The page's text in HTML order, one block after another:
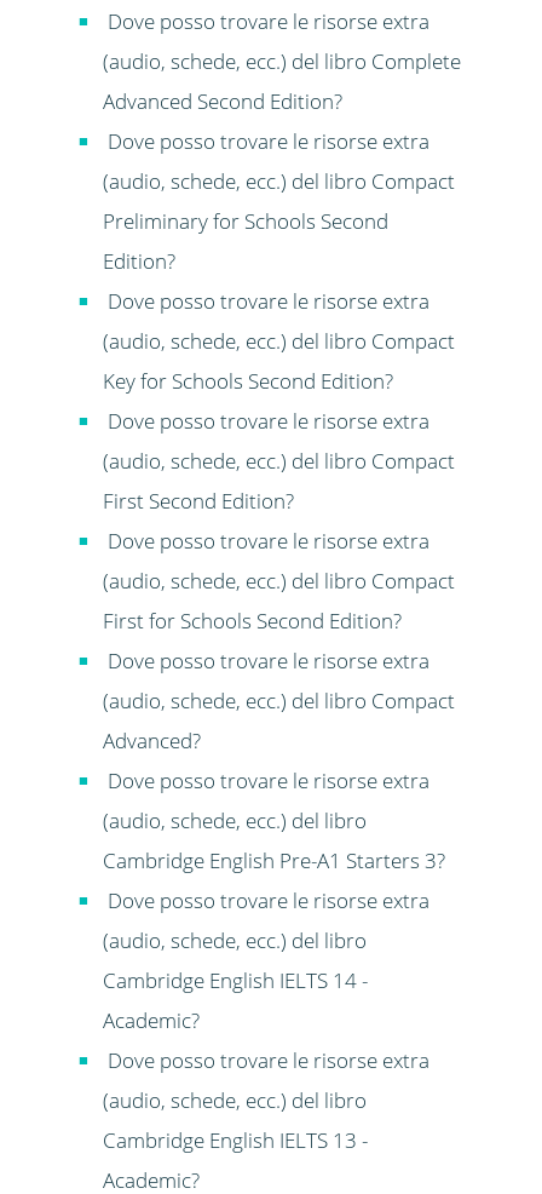
Dove posso trovare le risorse extra
(audio, schede, ecc.) del libro Complete
Advanced Second Edition?
Dove posso trovare le risorse extra
(audio, schede, ecc.) del libro Compact
Preliminary for Schools Second
Edition?
Dove posso trovare le risorse extra
(audio, schede, ecc.) del libro Compact
Key for Schools Second Edition?
Dove posso trovare le risorse extra
(audio, schede, ecc.) del libro Compact
First Second Edition?
Dove posso trovare le risorse extra
(audio, schede, ecc.) del libro Compact
First for Schools Second Edition?
Dove posso trovare le risorse extra
(audio, schede, ecc.) del libro Compact
Advanced?
Dove posso trovare le risorse extra
(audio, schede, ecc.) del libro
Cambridge English Pre-A1 Starters 3?
Dove posso trovare le risorse extra
(audio, schede, ecc.) del libro
Cambridge English IELTS 14 -
Academic?
Dove posso trovare le risorse extra
(audio, schede, ecc.) del libro
Cambridge English IELTS 13 -
Academic?